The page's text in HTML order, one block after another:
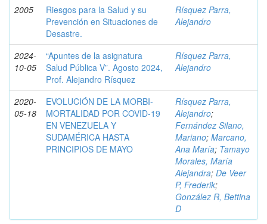
2005
Riesgos para la Salud y su
Prevención en Situaciones de
Desastre.
Rísquez Parra,
Alejandro
2024-
10-05
“Apuntes de la asignatura
Salud Pública V”. Agosto 2024,
Prof. Alejandro Rísquez
Rísquez Parra,
Alejandro
2020-
05-18
EVOLUCIÓN DE LA MORBI-
MORTALIDAD POR COVID-19
EN VENEZUELA Y
SUDAMÉRICA HASTA
PRINCIPIOS DE MAYO
Rísquez Parra,
Alejandro;
Fernández Silano,
Mariano; Marcano,
Ana María; Tamayo
Morales, María
Alejandra; De Veer
P, Frederik;
González R, Bettina
D